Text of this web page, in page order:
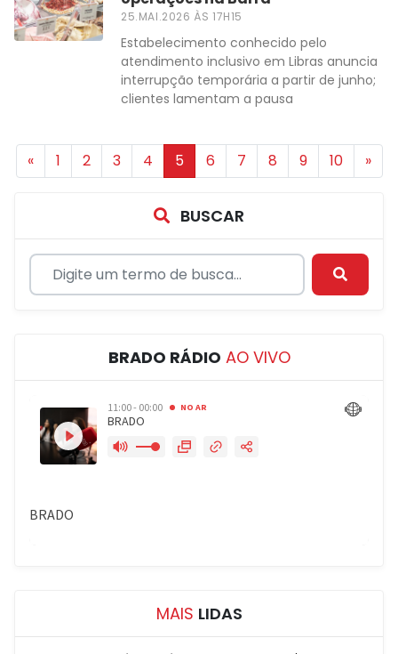
25.MAI.2026 ÀS 17H15
Estabelecimento conhecido pelo
atendimento inclusivo em Libras anuncia
interrupção temporária a partir de junho;
clientes lamentam a pausa
« 1 2 3 4 5 6 7 8 9 10 »
BUSCAR
BRADO RÁDIO AO VIVO
MAIS LIDAS